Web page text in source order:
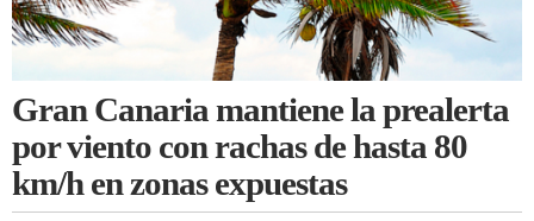
Gran Canaria mantiene la prealerta
por viento con rachas de hasta 80
km/h en zonas expuestas